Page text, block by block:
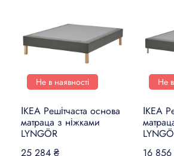
Не в наявності
ІКЕА Решітчаста основа
матраца з ніжками
LYNGÖR
25 284 ₴
Не
ІКЕА
16